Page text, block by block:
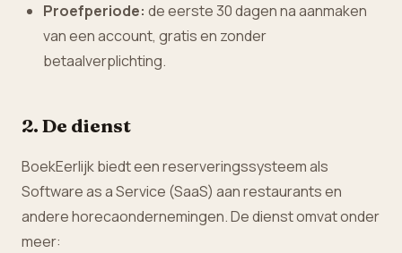
Proefperiode: de eerste 30 dagen na aanmaken
van een account, gratis en zonder
betaalverplichting.
2. De dienst
BoekEerlijk biedt een reserveringssysteem als
Software as a Service (SaaS) aan restaurants en
andere horecaondernemingen. De dienst omvat onder
meer: